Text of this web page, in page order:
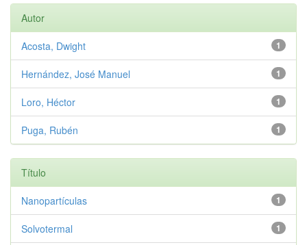
Autor
1
Acosta, Dwight
1
Hernández, José Manuel
1
Loro, Héctor
1
Puga, Rubén
Título
1
Nanopartículas
1
Solvotermal